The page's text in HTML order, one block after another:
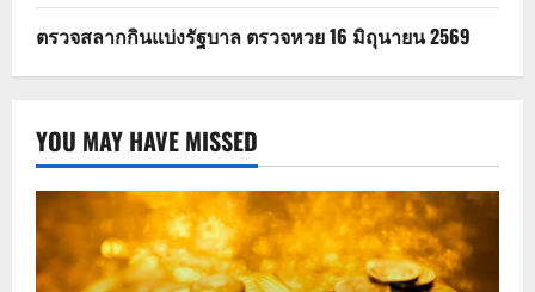
ตรวจสลากกินแบ่งรัฐบาล ตรวจหวย 16 มิถุนายน 2569
YOU MAY HAVE MISSED